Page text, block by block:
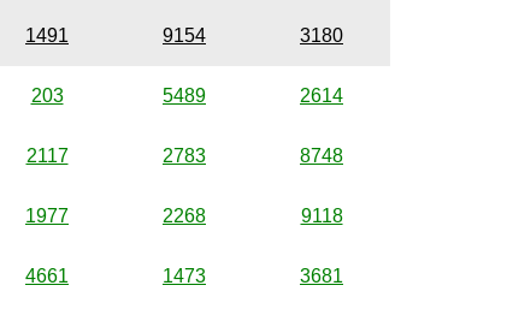
1491 9154 3180
203 5489 2614
2117 2783 8748
1977 2268 9118
4661 1473 3681